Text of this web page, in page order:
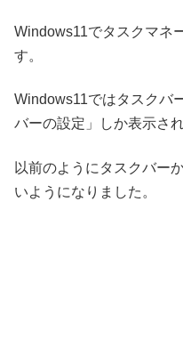
Windows11でタスクマネ
す。
Windows11ではタスクバ
バーの設定」しか表示され
以前のようにタスクバー
いようになりました。